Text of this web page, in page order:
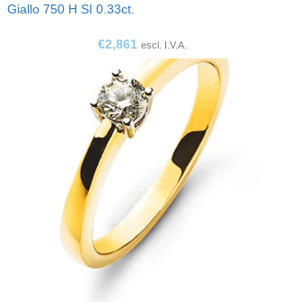
Giallo 750 H SI 0.33ct.
€2,861 escl. I.V.A.